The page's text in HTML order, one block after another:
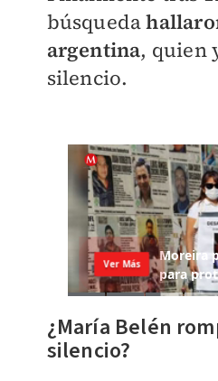
búsqueda
argentina, quien
silencio.
¿María Belén
silencio?